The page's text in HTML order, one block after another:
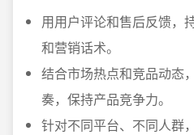
用用户评论和售后反馈，
和营销话术。
结合市场热点和竞品动态
奏，保持产品竞争力。
针对不同平台、不同人群